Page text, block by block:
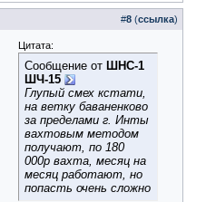
#8 (ссылка)
Цитата:
Сообщение от ШНС-1
ШЧ-15
Глупый смех кстати,
на ветку баваненково
за пределами г. Инты
вахтовым методом
получают, по 180
000р вахта, месяц на
месяц работают, но
попасть очень сложно